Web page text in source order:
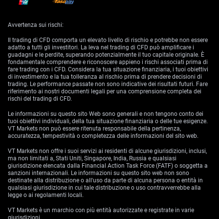
Avvertenza sui rischi:
Il trading di CFD comporta un elevato livello di rischio e potrebbe non essere
adatto a tutti gli investitori. La leva nel trading di CFD può amplificare i
guadagni e le perdite, superando potenzialmente il tuo capitale originale. È
fondamentale comprendere e riconoscere appieno i rischi associati prima di
fare trading con i CFD. Considera la tua situazione finanziaria, i tuoi obiettivi
di investimento e la tua tolleranza al rischio prima di prendere decisioni di
trading. Le performance passate non sono indicative dei risultati futuri. Fare
riferimento ai nostri documenti legali per una comprensione completa dei
rischi del trading di CFD.
Le informazioni su questo sito Web sono generali e non tengono conto dei
tuoi obiettivi individuali, della tua situazione finanziaria o delle tue esigenze.
VT Markets non può essere ritenuta responsabile della pertinenza,
accuratezza, tempestività o completezza delle informazioni del sito web.
VT Markets non offre i suoi servizi ai residenti di alcune giurisdizioni, inclusi,
ma non limitati a, Stati Uniti, Singapore, India, Russia e qualsiasi
giurisdizione elencata dalla Financial Action Task Force (FATF) o soggetta a
sanzioni internazionali. Le informazioni su questo sito web non sono
destinate alla distribuzione o all'uso da parte di alcuna persona o entità in
qualsiasi giurisdizione in cui tale distribuzione o uso contravverrebbe alla
legge o ai regolamenti locali.
VT Markets è un marchio con più entità autorizzate e registrate in varie